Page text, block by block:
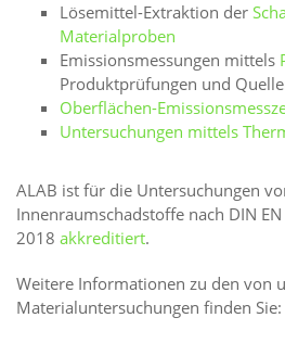
Lösemittel-Extraktion der
Materialproben
Emissionsmessungen mittels
Produktprüfungen und
Oberflächen-
Untersuchungen mittels
ALAB ist für die Untersuchungen
Innenraumschadstoffe nach DIN
2018 akkreditiert.
Weitere Informationen zu den von
Materialuntersuchungen finden Sie: